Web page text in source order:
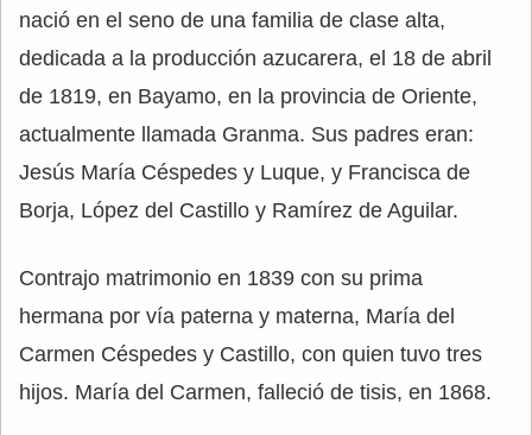
nació en el seno de una familia de clase alta,
dedicada a la producción azucarera, el 18 de abril
de 1819, en Bayamo, en la provincia de Oriente,
actualmente llamada Granma. Sus padres eran:
Jesús María Céspedes y Luque, y Francisca de
Borja, López del Castillo y Ramírez de Aguilar.
Contrajo matrimonio en 1839 con su prima
hermana por vía paterna y materna, María del
Carmen Céspedes y Castillo, con quien tuvo tres
hijos. María del Carmen, falleció de tisis, en 1868.